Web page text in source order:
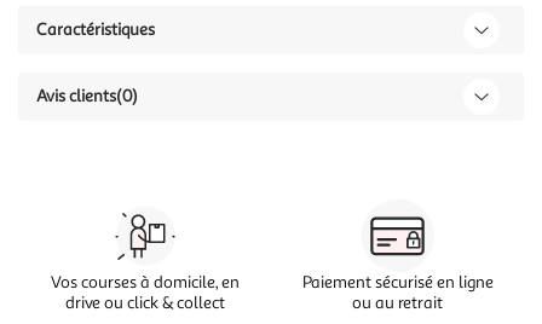
Caractéristiques
Avis clients(0)
Vos courses à domicile, en
drive ou click & collect
Paiement sécurisé en ligne
ou au retrait